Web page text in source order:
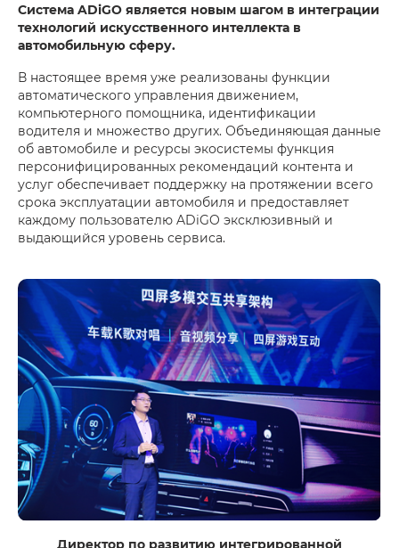
Система ADiGO является новым шагом в интеграции
технологий искусственного интеллекта в
автомобильную сферу.
В настоящее время уже реализованы функции
автоматического управления движением,
компьютерного помощника, идентификации
водителя и множество других. Объединяющая данные
об автомобиле и ресурсы экосистемы функция
персонифицированных рекомендаций контента и
услуг обеспечивает поддержку на протяжении всего
срока эксплуатации автомобиля и предоставляет
каждому пользователю ADiGO эксклюзивный и
выдающийся уровень сервиса.
Директор по развитию интегрированной